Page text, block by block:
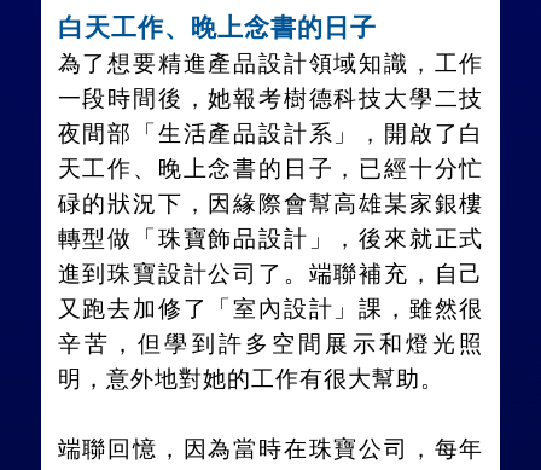
白天工作、晚上念書的日子
為了想要精進產品設計領域知識，工作
一段時間後，她報考樹德科技大學二技
夜間部「生活產品設計系」，開啟了白
天工作、晚上念書的日子，已經十分忙
碌的狀況下，因緣際會幫高雄某家銀樓
轉型做「珠寶飾品設計」，後來就正式
進到珠寶設計公司了。端聯補充，自己
又跑去加修了「室內設計」課，雖然很
辛苦，但學到許多空間展示和燈光照
明，意外地對她的工作有很大幫助。
端聯回憶，因為當時在珠寶公司，每年